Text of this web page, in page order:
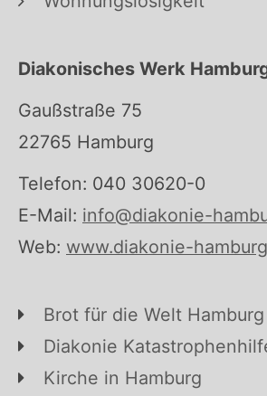
Diakonisches Werk
Gaußstraße 75
22765 Hamburg
Telefon: 040 30620-0
E-Mail: info@diakonie-
Web: www.diakonie-
Brot für die Welt Hamburg
Diakonie
Kirche in Hamburg